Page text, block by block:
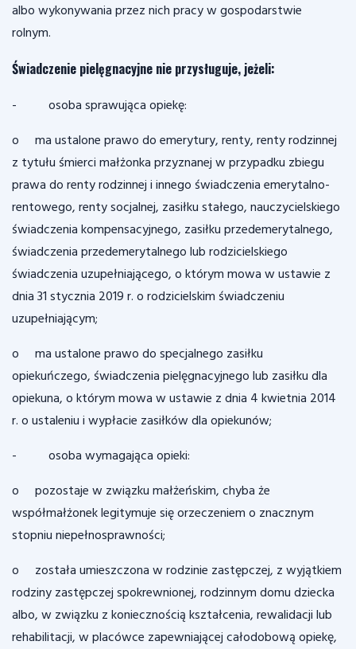
albo wykonywania przez nich pracy w gospodarstwie
rolnym.
Świadczenie pielęgnacyjne nie przysługuje, jeżeli:
- osoba sprawująca opiekę:
o ma ustalone prawo do emerytury, renty, renty rodzinnej
z tytułu śmierci małżonka przyznanej w przypadku zbiegu
prawa do renty rodzinnej i innego świadczenia emerytalno-
rentowego, renty socjalnej, zasiłku stałego, nauczycielskiego
świadczenia kompensacyjnego, zasiłku przedemerytalnego,
świadczenia przedemerytalnego lub rodzicielskiego
świadczenia uzupełniającego, o którym mowa w ustawie z
dnia 31 stycznia 2019 r. o rodzicielskim świadczeniu
uzupełniającym;
o ma ustalone prawo do specjalnego zasiłku
opiekuńczego, świadczenia pielęgnacyjnego lub zasiłku dla
opiekuna, o którym mowa w ustawie z dnia 4 kwietnia 2014
r. o ustaleniu i wypłacie zasiłków dla opiekunów;
- osoba wymagająca opieki:
o pozostaje w związku małżeńskim, chyba że
współmałżonek legitymuje się orzeczeniem o znacznym
stopniu niepełnosprawności;
o została umieszczona w rodzinie zastępczej, z wyjątkiem
rodziny zastępczej spokrewnionej, rodzinnym domu dziecka
albo, w związku z koniecznością kształcenia, rewalidacji lub
rehabilitacji, w placówce zapewniającej całodobową opiekę,